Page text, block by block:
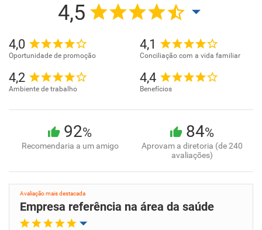
4,5
4,0
Oportunidade de promoção
4,1
Conciliação com a vida familiar
4,2
Ambiente de trabalho
4,4
Benefícios
92%
Recomendaria a um amigo
84%
Aprovam a diretoria (de 240
avaliações)
Avaliação mais destacada
Empresa referência na área da saúde